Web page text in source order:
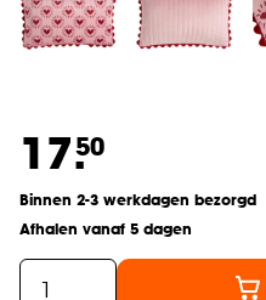
17.50
Binnen 2-3 werkdagen bezorgd
Afhalen vanaf 5 dagen